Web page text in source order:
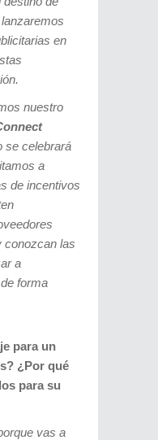
en
nuestro
se celebrará
a
de incentivos
conozcan las
a
forma
para un
¿Por qué
para su
vas a